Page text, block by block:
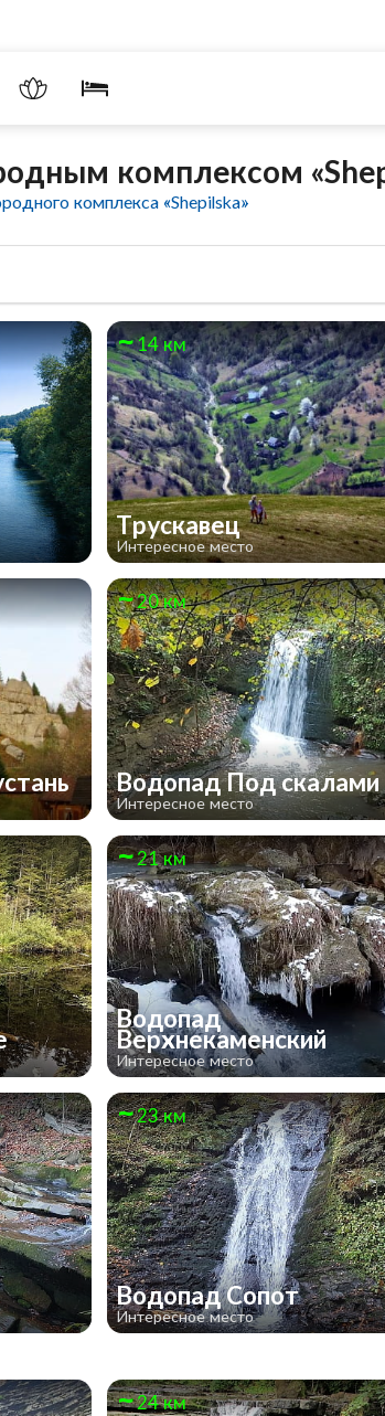
комплексом
комплекса «Shepilska»
14 км
Трускавец
Интересное место
20 км
Водопад Под скалами
Интересное место
21 км
Водопад
Верхнекаменский
Интересное место
23 км
Водопад Сопот
Интересное место
24 км